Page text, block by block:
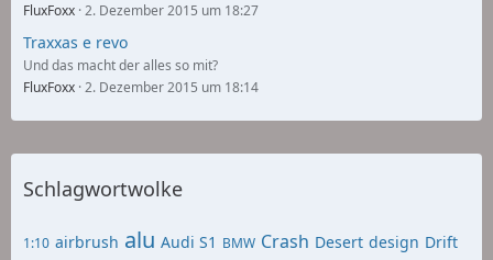
FluxFoxx 2. Dezember 2015 um 18:27
Traxxas e revo
Und das macht der alles so mit?
FluxFoxx 2. Dezember 2015 um 18:14
Schlagwortwolke
1:10 airbrush alu Audi S1 BMW Crash Desert design Drift